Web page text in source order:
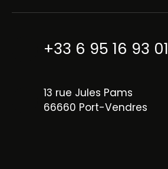
+33 6 95 16 93 01
13 rue Jules Pams
66660 Port-Vendres